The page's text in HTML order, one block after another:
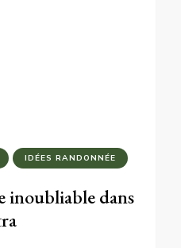
IDÉES RANDONNÉE
inoubliable dans